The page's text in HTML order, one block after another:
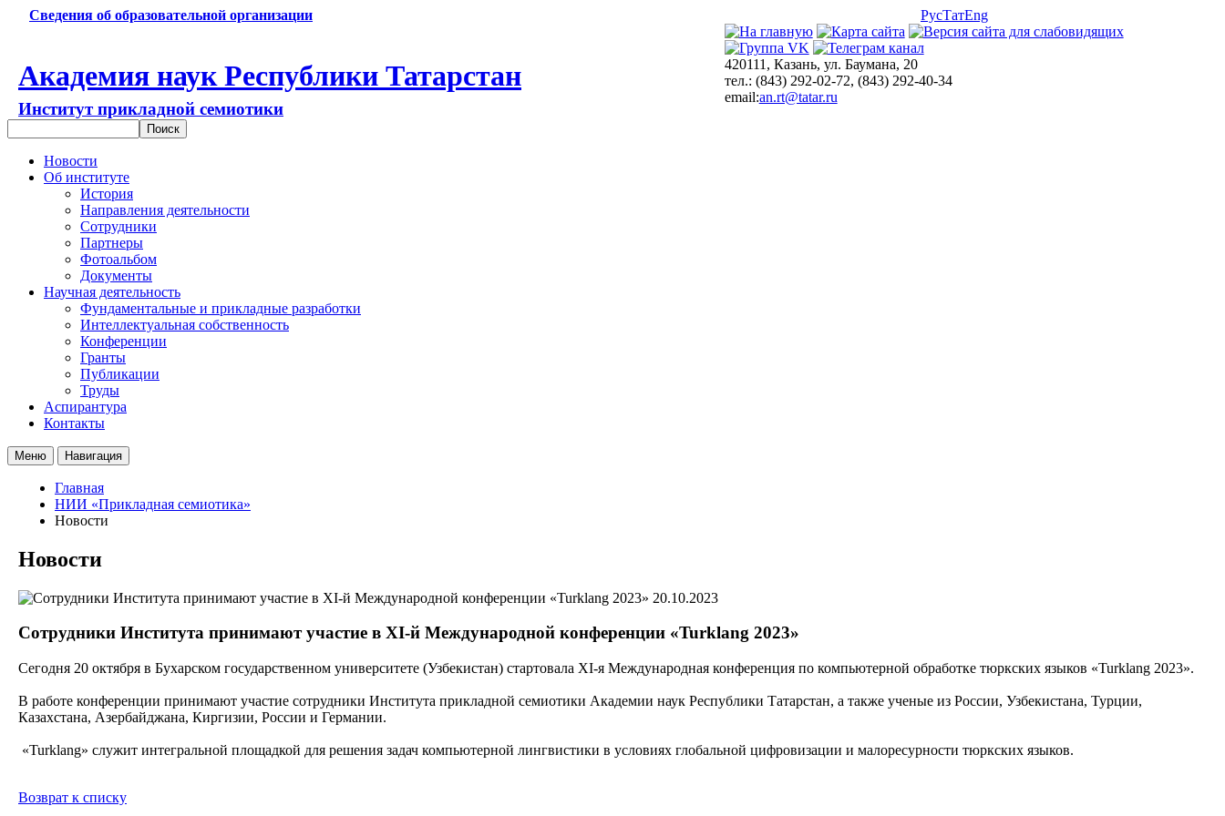
Сведения об образовательной организации РусТатEng
Академия наук Республики Татарстан
Институт прикладной семиотики
420111, Казань, ул. Баумана, 20
тел.: (843) 292-02-72, (843) 292-40-34
email:an.rt@tatar.ru
Новости
Об институте
История
Направления деятельности
Сотрудники
Партнеры
Фотоальбом
Документы
Научная деятельность
Фундаментальные и прикладные разработки
Интеллектуальная собственность
Конференции
Гранты
Публикации
Труды
Аспирантура
Контакты
Меню Навигация
Главная
НИИ «Прикладная семиотика»
Новости
Новости
20.10.2023
Сотрудники Института принимают участие в XI-й Международной конференции «Turklang 2023»
Сегодня 20 октября в Бухарском государственном университете (Узбекистан) стартовала XI-я Международная конференция по компьютерной обработке тюркских языков «Turklang 2023».
В работе конференции принимают участие сотрудники Института прикладной семиотики Академии наук Республики Татарстан, а также ученые из России, Узбекистана, Турции,
Казахстана, Азербайджана, Киргизии, России и Германии.
«Turklang» служит интегральной площадкой для решения задач компьютерной лингвистики в условиях глобальной цифровизации и малоресурности тюркских языков.
Возврат к списку